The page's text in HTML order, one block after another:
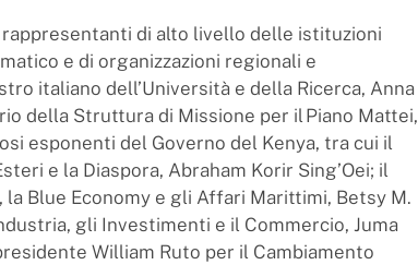
di alto livello delle istituzioni
e di organizzazioni regionali e
italiano dell’Università e della Ricerca, Anna
della Struttura di Missione per il Piano Mattei,
esponenti del Governo del Kenya, tra cui il
e la Diaspora, Abraham Korir Sing’Oei; il
Blue Economy e gli Affari Marittimi, Betsy M.
gli Investimenti e il Commercio, Juma
William Ruto per il Cambiamento